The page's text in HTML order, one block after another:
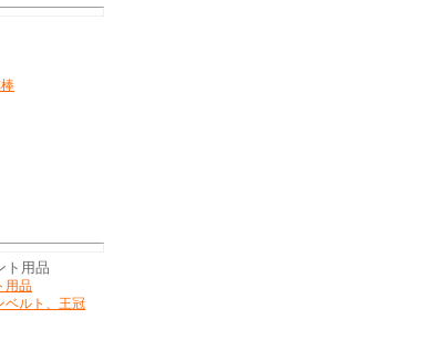
ト用品
用品
ベルト、王冠